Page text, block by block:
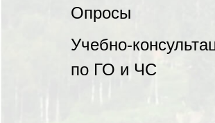
Опросы
Учебно-
по ГО и ЧС